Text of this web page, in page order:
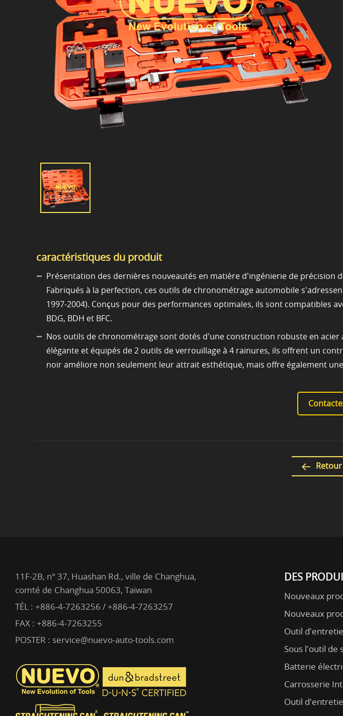
caractéristiques du produit
Présentation des dernières nouveautés en matière d'ingénierie de précision
Fabriqués à la perfection, ces outils de chronométrage automobile
1997-2004). Conçus pour des performances optimales, ils sont compatibles
BDG, BDH et BFC.
Nos outils de chronométrage sont dotés d'une construction robuste en
élégante et équipés de 2 outils de verrouillage à 4 rainures, ils offrent un
noir améliore non seulement leur attrait esthétique, mais offre également
DES
Nouveaux
Nouveaux
Outil
Sous l'outil de
Batterie
Carrosserie
Outil
11F-2B, n° 37, Huashan Rd., ville de Changhua,
comté de Changhua 50063, Taïwan
TÉL : +886-4-7263256 / +886-4-7263257
FAX : +886-4-7263255
POSTER : service@nuevo-auto-tools.com